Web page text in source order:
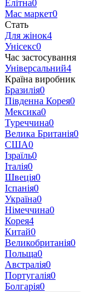
Елітна0
Мас маркет0
Стать
Для жінок4
Унісекс0
Час застосування
Універсальний4
Країна виробник
Бразилія0
Південна Корея0
Мексика0
Туреччина0
Велика Британія0
США0
Ізраїль0
Італія0
Швеція0
Іспанія0
Україна0
Німеччина0
Корея4
Китай0
Великобританія0
Польща0
Австралія0
Португалія0
Болгарія0